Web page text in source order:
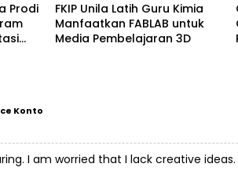
Prodi
FKIP Unila Latih Guru Kimia
Manfaatkan FABLAB untuk
Media Pembelajaran 3D
Konto
I am worried that I lack creative